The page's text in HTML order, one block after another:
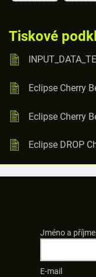
Tiskové
Eclipse Cherry
Eclipse Cherry
Eclipse DROP
Jméno a
E-mail